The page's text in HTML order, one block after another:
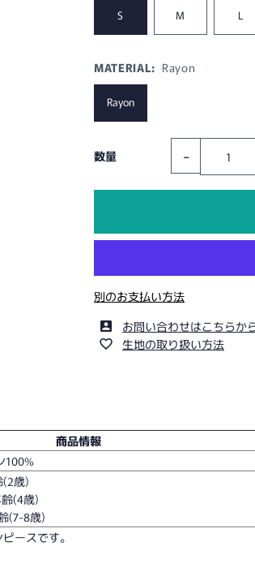
S M L
MATERIAL: Rayon
Rayon
数量 -
別のお支払い方法
お問い合わせはこちらか
生地の取り扱い方法
商品情報
100%
(2歳)
(4歳)
(7-8歳)
ースです。